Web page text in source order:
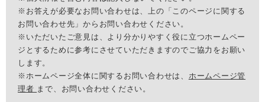
※お答えが必要なお問い合わせは、上の「このページに関する
お問い合わせ先」からお問い合わせください。
※いただいたご意見は、より分かりやすく役に立つホームペー
ジとするために参考にさせていただきますのでご協力をお願い
します。
※ホームページ全体に関するお問い合わせは、 ホームページ管
理者 まで、お問い合わせください。